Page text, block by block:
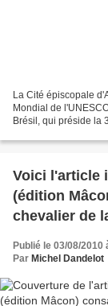
La Cité épiscopale
Mondial de
Brésil, qui préside la
Voici l'article
(édition
chevalier de
Publié le 03/08/2010
Par Michel Dandelot